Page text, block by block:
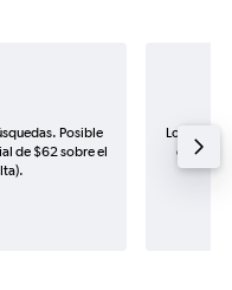
Posible
de $62 sobre el
Los
de